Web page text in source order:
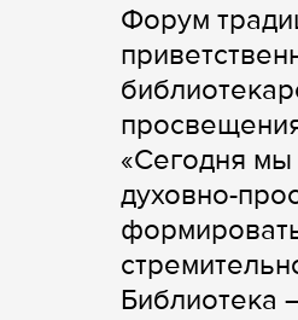
Форум
«Сегодня
духовно-
Библиотека